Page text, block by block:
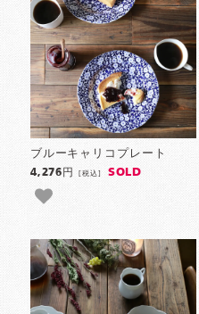
ブルーキャリコプレート
4,276円[税込] SOLD